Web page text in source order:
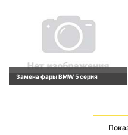
Замена фары BMW 5 серия